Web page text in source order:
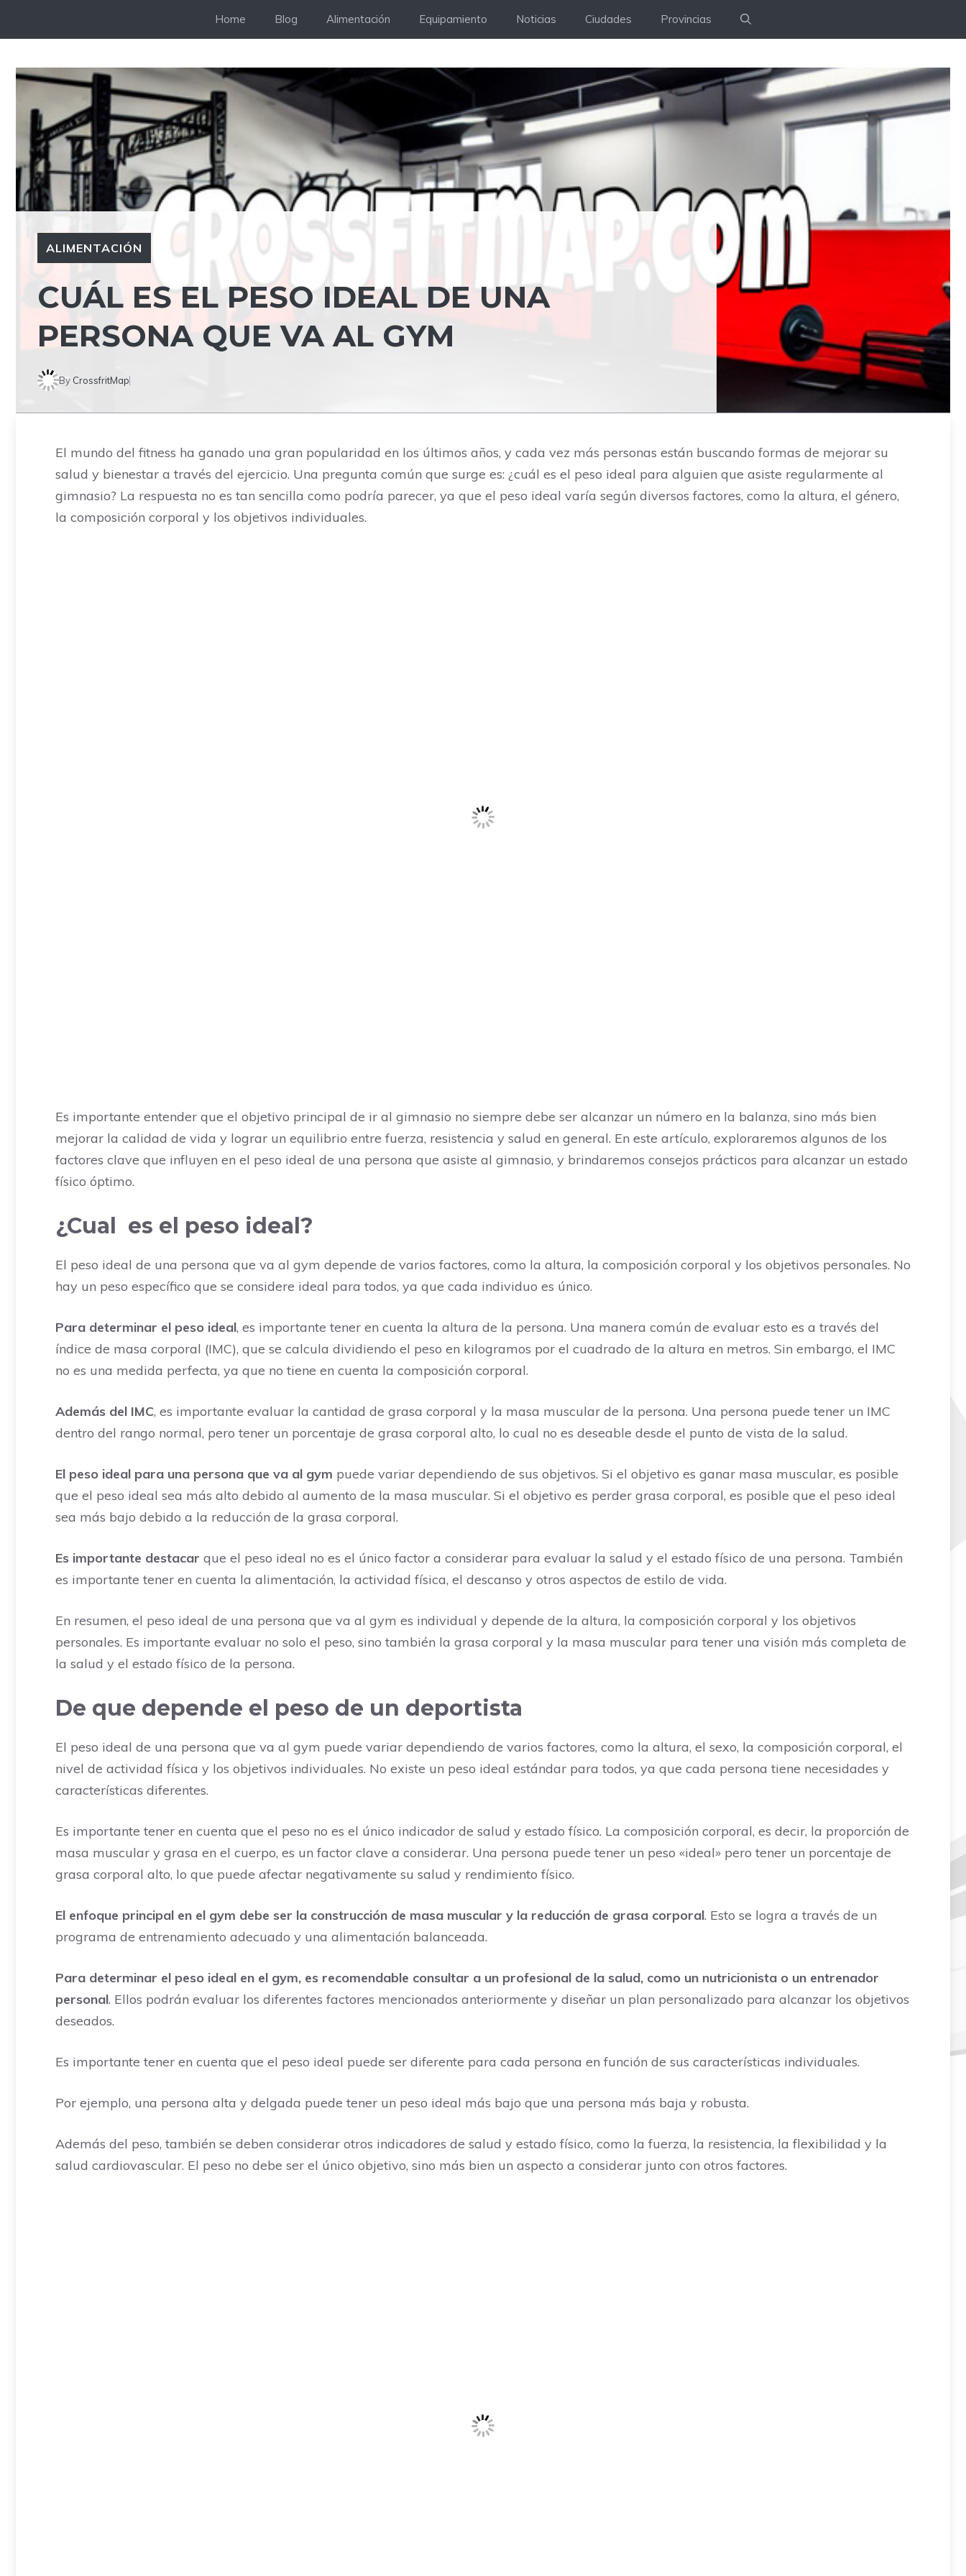
Home Blog Alimentación Equipamiento Noticias Ciudades Provincias
ALIMENTACIÓN
CUÁL ES EL PESO IDEAL DE UNA
PERSONA QUE VA AL GYM
By CrossfritMap
El mundo del fitness ha ganado una gran popularidad en los últimos años, y cada vez más personas están buscando formas de mejorar su
salud y bienestar a través del ejercicio. Una pregunta común que surge es: ¿cuál es el peso ideal para alguien que asiste regularmente al
gimnasio? La respuesta no es tan sencilla como podría parecer, ya que el peso ideal varía según diversos factores, como la altura, el género,
la composición corporal y los objetivos individuales.
Es importante entender que el objetivo principal de ir al gimnasio no siempre debe ser alcanzar un número en la balanza, sino más bien
mejorar la calidad de vida y lograr un equilibrio entre fuerza, resistencia y salud en general. En este artículo, exploraremos algunos de los
factores clave que influyen en el peso ideal de una persona que asiste al gimnasio, y brindaremos consejos prácticos para alcanzar un estado
físico óptimo.
¿Cual es el peso ideal?
El peso ideal de una persona que va al gym depende de varios factores, como la altura, la composición corporal y los objetivos personales. No
hay un peso específico que se considere ideal para todos, ya que cada individuo es único.
Para determinar el peso ideal, es importante tener en cuenta la altura de la persona. Una manera común de evaluar esto es a través del
índice de masa corporal (IMC), que se calcula dividiendo el peso en kilogramos por el cuadrado de la altura en metros. Sin embargo, el IMC
no es una medida perfecta, ya que no tiene en cuenta la composición corporal.
Además del IMC, es importante evaluar la cantidad de grasa corporal y la masa muscular de la persona. Una persona puede tener un IMC
dentro del rango normal, pero tener un porcentaje de grasa corporal alto, lo cual no es deseable desde el punto de vista de la salud.
El peso ideal para una persona que va al gym puede variar dependiendo de sus objetivos. Si el objetivo es ganar masa muscular, es posible
que el peso ideal sea más alto debido al aumento de la masa muscular. Si el objetivo es perder grasa corporal, es posible que el peso ideal
sea más bajo debido a la reducción de la grasa corporal.
Es importante destacar que el peso ideal no es el único factor a considerar para evaluar la salud y el estado físico de una persona. También
es importante tener en cuenta la alimentación, la actividad física, el descanso y otros aspectos de estilo de vida.
En resumen, el peso ideal de una persona que va al gym es individual y depende de la altura, la composición corporal y los objetivos
personales. Es importante evaluar no solo el peso, sino también la grasa corporal y la masa muscular para tener una visión más completa de
la salud y el estado físico de la persona.
De que depende el peso de un deportista
El peso ideal de una persona que va al gym puede variar dependiendo de varios factores, como la altura, el sexo, la composición corporal, el
nivel de actividad física y los objetivos individuales. No existe un peso ideal estándar para todos, ya que cada persona tiene necesidades y
características diferentes.
Es importante tener en cuenta que el peso no es el único indicador de salud y estado físico. La composición corporal, es decir, la proporción de
masa muscular y grasa en el cuerpo, es un factor clave a considerar. Una persona puede tener un peso «ideal» pero tener un porcentaje de
grasa corporal alto, lo que puede afectar negativamente su salud y rendimiento físico.
El enfoque principal en el gym debe ser la construcción de masa muscular y la reducción de grasa corporal. Esto se logra a través de un
programa de entrenamiento adecuado y una alimentación balanceada.
Para determinar el peso ideal en el gym, es recomendable consultar a un profesional de la salud, como un nutricionista o un entrenador
personal. Ellos podrán evaluar los diferentes factores mencionados anteriormente y diseñar un plan personalizado para alcanzar los objetivos
deseados.
Es importante tener en cuenta que el peso ideal puede ser diferente para cada persona en función de sus características individuales.
Por ejemplo, una persona alta y delgada puede tener un peso ideal más bajo que una persona más baja y robusta.
Además del peso, también se deben considerar otros indicadores de salud y estado físico, como la fuerza, la resistencia, la flexibilidad y la
salud cardiovascular. El peso no debe ser el único objetivo, sino más bien un aspecto a considerar junto con otros factores.